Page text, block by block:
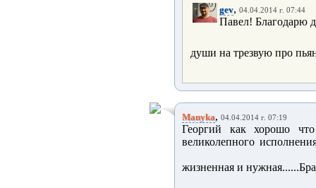
gev, 04.04.2014 г. 07:44
Павел! Благодарю
души на трезвую про
Manyka, 04.04.2014 г. 07:19
Георгий как хорошо
великолепного
жизненная и